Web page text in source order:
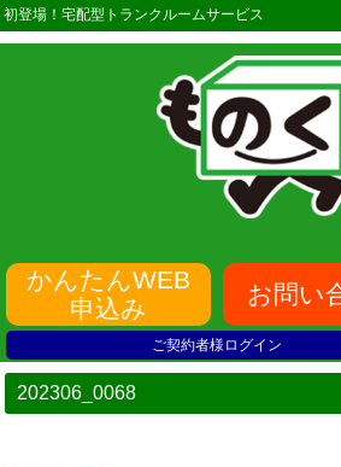
初登場！宅配型トランクルームサービス
かんたんWEB
申込み
お問い
ご契約者様ログイン
202306_0068